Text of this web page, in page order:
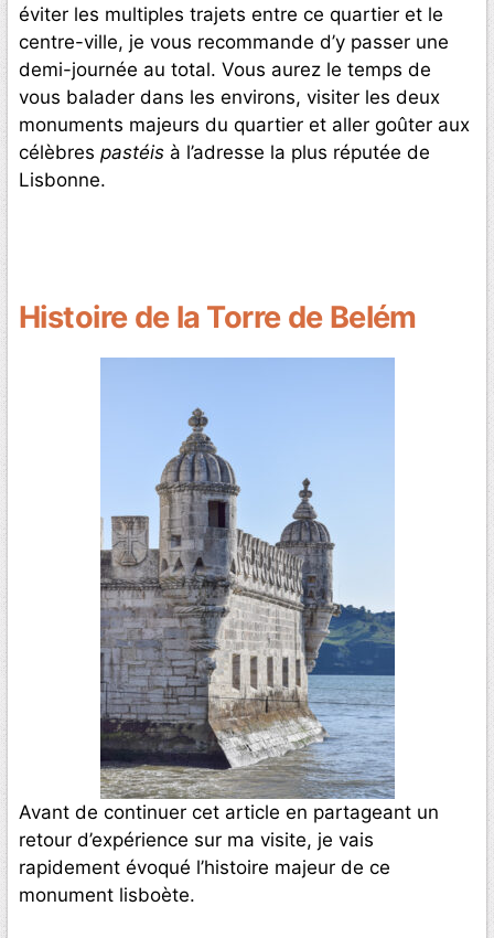
éviter les multiples trajets entre ce quartier et le
centre-ville, je vous recommande d’y passer une
demi-journée au total. Vous aurez le temps de
vous balader dans les environs, visiter les deux
monuments majeurs du quartier et aller goûter aux
célèbres pastéis à l’adresse la plus réputée de
Lisbonne.
Histoire de la Torre de Belém
Avant de continuer cet article en partageant un
retour d’expérience sur ma visite, je vais
rapidement évoqué l’histoire majeur de ce
monument lisboète.